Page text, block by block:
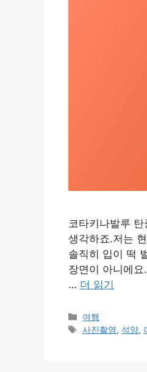
코타키나발루
생각하죠.저는
솔직히 입이 떡
장면이 아니에
… 더 읽기
카
테
여행
태
사진촬영, 석양,